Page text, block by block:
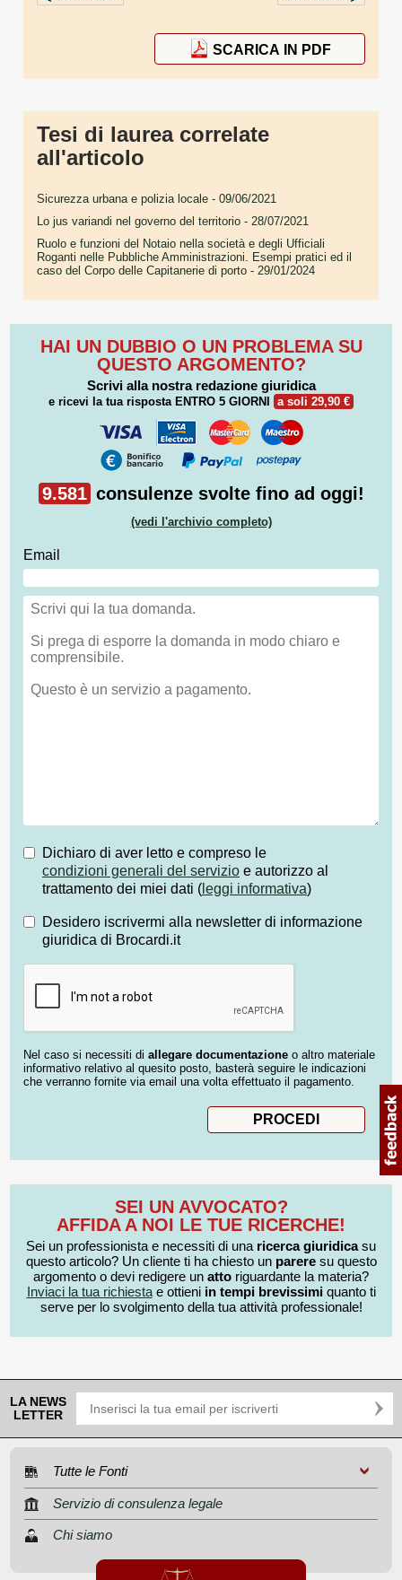
SCARICA IN PDF
Tesi di laurea correlate
all'articolo
Sicurezza urbana e polizia locale - 09/06/2021
Lo jus variandi nel governo del territorio - 28/07/2021
Ruolo e funzioni del Notaio nella società e degli Ufficiali
Roganti nelle Pubbliche Amministrazioni. Esempi pratici ed il
caso del Corpo delle Capitanerie di porto - 29/01/2024
HAI UN DUBBIO O UN PROBLEMA SU
QUESTO ARGOMENTO?
Scrivi alla nostra redazione giuridica
e ricevi la tua risposta ENTRO 5 GIORNI a soli 29,90 €
9.581 consulenze svolte fino ad oggi!
(vedi l'archivio completo)
Email
Dichiaro di aver letto e compreso le
condizioni generali del servizio e autorizzo al
trattamento dei miei dati ( leggi informativa)
Desidero iscrivermi alla newsletter di informazione
giuridica di Brocardi.it
Nel caso si necessiti di allegare documentazione o altro materiale
informativo relativo al quesito posto, basterà seguire le indicazioni
che verranno fornite via email una volta effettuato il pagamento.
SEI UN AVVOCATO?
AFFIDA A NOI LE TUE RICERCHE!
Sei un professionista e necessiti di una ricerca giuridicasu
questo articolo? Un cliente ti ha chiesto un pareresu questo
argomento o devi redigere un atto riguardante la materia?
Inviaci la tua richiestae ottieni in tempi brevissimiquanto ti
serve per lo svolgimento della tua attività professionale!
LA NEWS
LETTER
Tutte le Fonti
Servizio di consulenza legale
Chi siamo